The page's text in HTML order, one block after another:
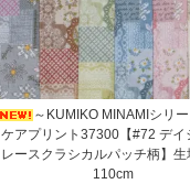
～KUMIKO MINAMIシリ
ケアプリント37300【#72 デイ
レースクラシカルパッチ柄】生
110cm